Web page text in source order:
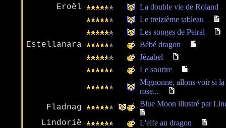
Eroël
La double vie de Roland
Le treizième tableau
Les songes de Peiral
Estellanara
Bébé dragon
Jézabel
Le sourire
Mignonne, allons voir si la
rose...
Fladnag Blue Moon illustré par
Lindorië
L'elfe au dragon